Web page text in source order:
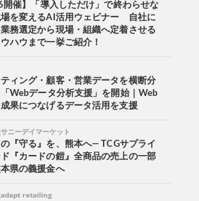
開催】「導入しただけ」で終わらせな
場を変えるAI活用ウェビナー 自社に
務選定から現場・組織へ定着させる
ハウまで一挙ご紹介！
ィング・顧客・営業データを横断分
Webデータ分析支援」を開始｜Web
果につなげるデータ活用を支援
ニーデイマーケット
『守る』を、熊本へ― TCGサプライ
『カードの鎧』全商品の売上の一部
県の義援金へ
adapt retailing